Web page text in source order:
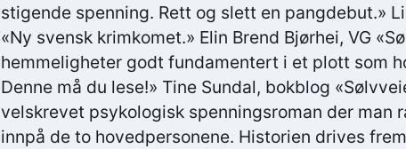
stigende spenning. Rett og slett en pangdebut.»
«Ny svensk krimkomet.» Elin Brend Bjørhei, VG
hemmeligheter godt fundamentert i et plott som
Denne må du lese!» Tine Sundal, bokblog
velskrevet psykologisk spenningsroman der man
innpå de to hovedpersonene. Historien drives